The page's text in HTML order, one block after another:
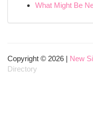
What Might Be
Copyright © 2026 | New
Directory